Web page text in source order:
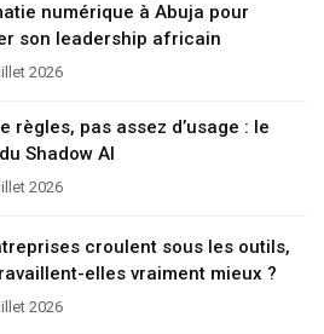
numérique à Abuja pour
son leadership africain
2026
règles, pas assez d’usage : le
Shadow AI
2026
croulent sous les outils,
elles vraiment mieux ?
2026